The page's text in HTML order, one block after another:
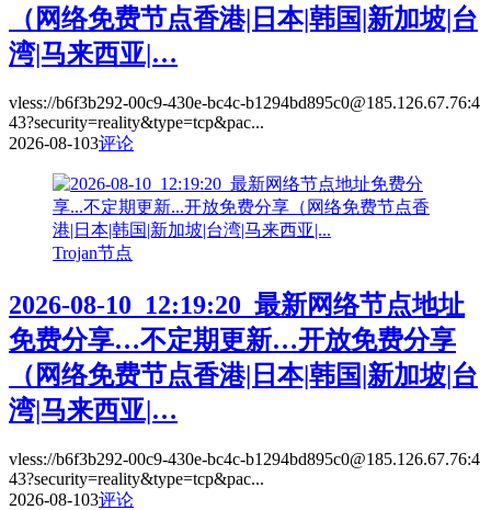
（网络免费节点香港|日本|韩国|新加坡|台
湾|马来西亚|…
vless://b6f3b292-00c9-430e-bc4c-b1294bd895c0@185.126.67.76:4
43?security=reality&type=tcp&pac...
2026-08-103评论
Trojan节点
2026-08-10_12:19:20_最新网络节点地址
免费分享…不定期更新…开放免费分享
（网络免费节点香港|日本|韩国|新加坡|台
湾|马来西亚|…
vless://b6f3b292-00c9-430e-bc4c-b1294bd895c0@185.126.67.76:4
43?security=reality&type=tcp&pac...
2026-08-103评论